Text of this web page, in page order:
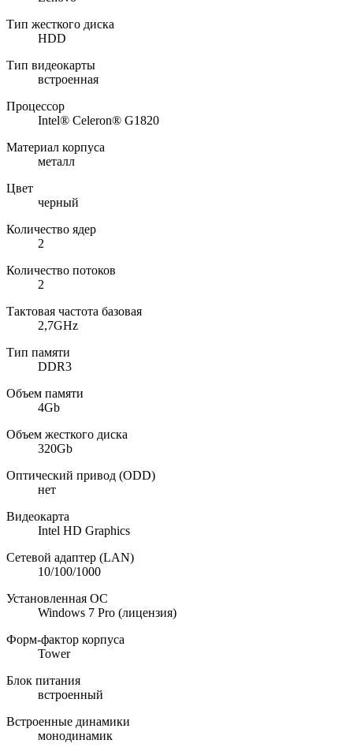
Тип жесткого диска
HDD
Тип видеокарты
встроенная
Процессор
Intel® Celeron® G1820
Материал корпуса
металл
Цвет
черный
Количество ядер
2
Количество потоков
2
Тактовая частота базовая
2,7GHz
Тип памяти
DDR3
Объем памяти
4Gb
Объем жесткого диска
320Gb
Оптический привод (ODD)
нет
Видеокарта
Intel HD Graphics
Сетевой адаптер (LAN)
10/100/1000
Установленная ОС
Windows 7 Pro (лицензия)
Форм-фактор корпуса
Tower
Блок питания
встроенный
Встроенные динамики
монодинамик